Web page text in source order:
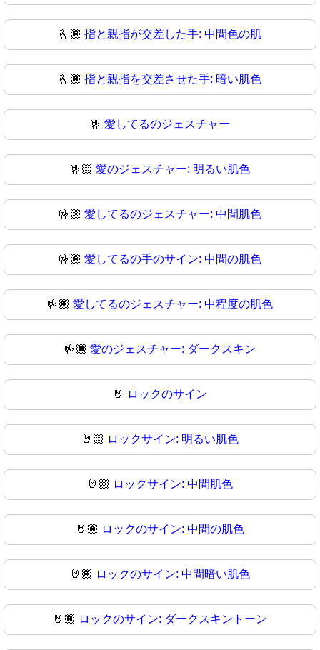
🫰🏾 指と親指が交差した手: 中間色の肌
🫰🏿 指と親指を交差させた手: 暗い肌色
🤟 愛してるのジェスチャー
🤟🏻 愛のジェスチャー: 明るい肌色
🤟🏼 愛してるのジェスチャー: 中間肌色
🤟🏽 愛してるの手のサイン: 中間の肌色
🤟🏾 愛してるのジェスチャー: 中程度の肌色
🤟🏿 愛のジェスチャー: ダークスキン
🤘 ロックのサイン
🤘🏻 ロックサイン: 明るい肌色
🤘🏼 ロックサイン: 中間肌色
🤘🏽 ロックのサイン: 中間の肌色
🤘🏾 ロックのサイン: 中間暗い肌色
🤘🏿 ロックのサイン: ダークスキントーン